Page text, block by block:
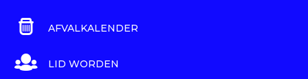
AFVALKALENDER
LID WORDEN